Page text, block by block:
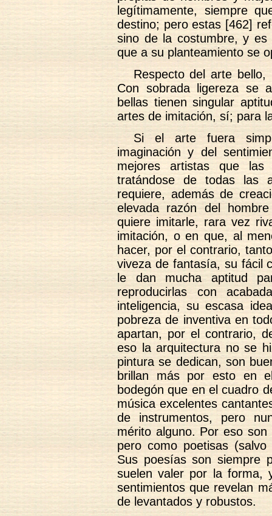
legítimamente, siempre
destino; pero estas [462]
sino de la costumbre, y es
que a su planteamiento se
Respecto del arte
Con sobrada ligereza se
bellas tienen singular
artes de imitación, sí; para
Si el arte fuera
imaginación y del
mejores artistas que
tratándose de todas las
requiere, además de
elevada razón del
quiere imitarle, rara vez
imitación, o en que, al
hacer, por el contrario,
viveza de fantasía, su fácil
le dan mucha aptitud
reproducirlas con
inteligencia, su escasa
pobreza de inventiva en
apartan, por el contrario,
eso la arquitectura no se
pintura se dedican, son
brillan más por esto en
bodegón que en el cuadro
música excelentes
de instrumentos, pero
mérito alguno. Por eso
pero como poetisas
Sus poesías son siempre
suelen valer por la forma,
sentimientos que revelan
de levantados y robustos.